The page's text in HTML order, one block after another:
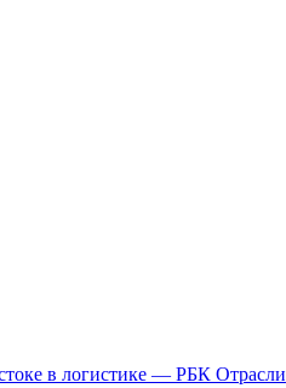
в логистике — РБК Отрасли